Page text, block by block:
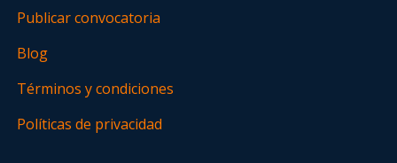
Publicar convocatoria
Blog
Términos y condiciones
Políticas de privacidad